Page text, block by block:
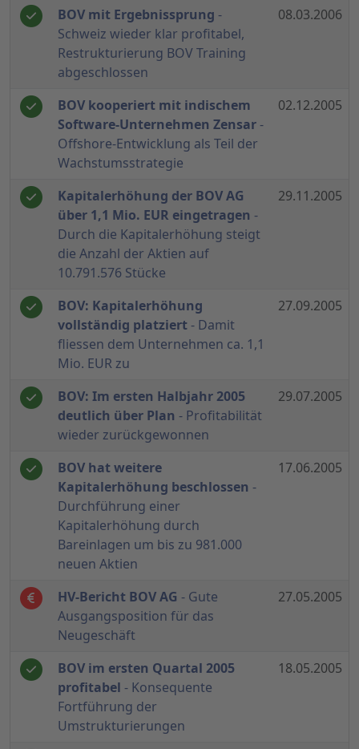
BOV mit Ergebnissprung -
Schweiz wieder klar profitabel,
Restrukturierung BOV Training
abgeschlossen
08.03.2006
BOV kooperiert mit indischem
Software-Unternehmen Zensar-
Offshore-Entwicklung als Teil der
Wachstumsstrategie
02.12.2005
Kapitalerhöhung der BOV AG
über 1,1 Mio. EUR eingetragen -
Durch die Kapitalerhöhung steigt
die Anzahl der Aktien auf
10.791.576 Stücke
29.11.2005
BOV: Kapitalerhöhung
vollständig platziert- Damit
fliessen dem Unternehmen ca. 1,1
Mio. EUR zu
27.09.2005
BOV: Im ersten Halbjahr 2005
deutlich über Plan - Profitabilität
wieder zurückgewonnen
29.07.2005
BOV hat weitere
Kapitalerhöhung beschlossen -
Durchführung einer
Kapitalerhöhung durch
Bareinlagen um bis zu 981.000
neuen Aktien
17.06.2005
HV-Bericht BOV AG - Gute
Ausgangsposition für das
Neugeschäft
27.05.2005
BOV im ersten Quartal 2005
profitabel - Konsequente
Fortführung der
Umstrukturierungen
18.05.2005